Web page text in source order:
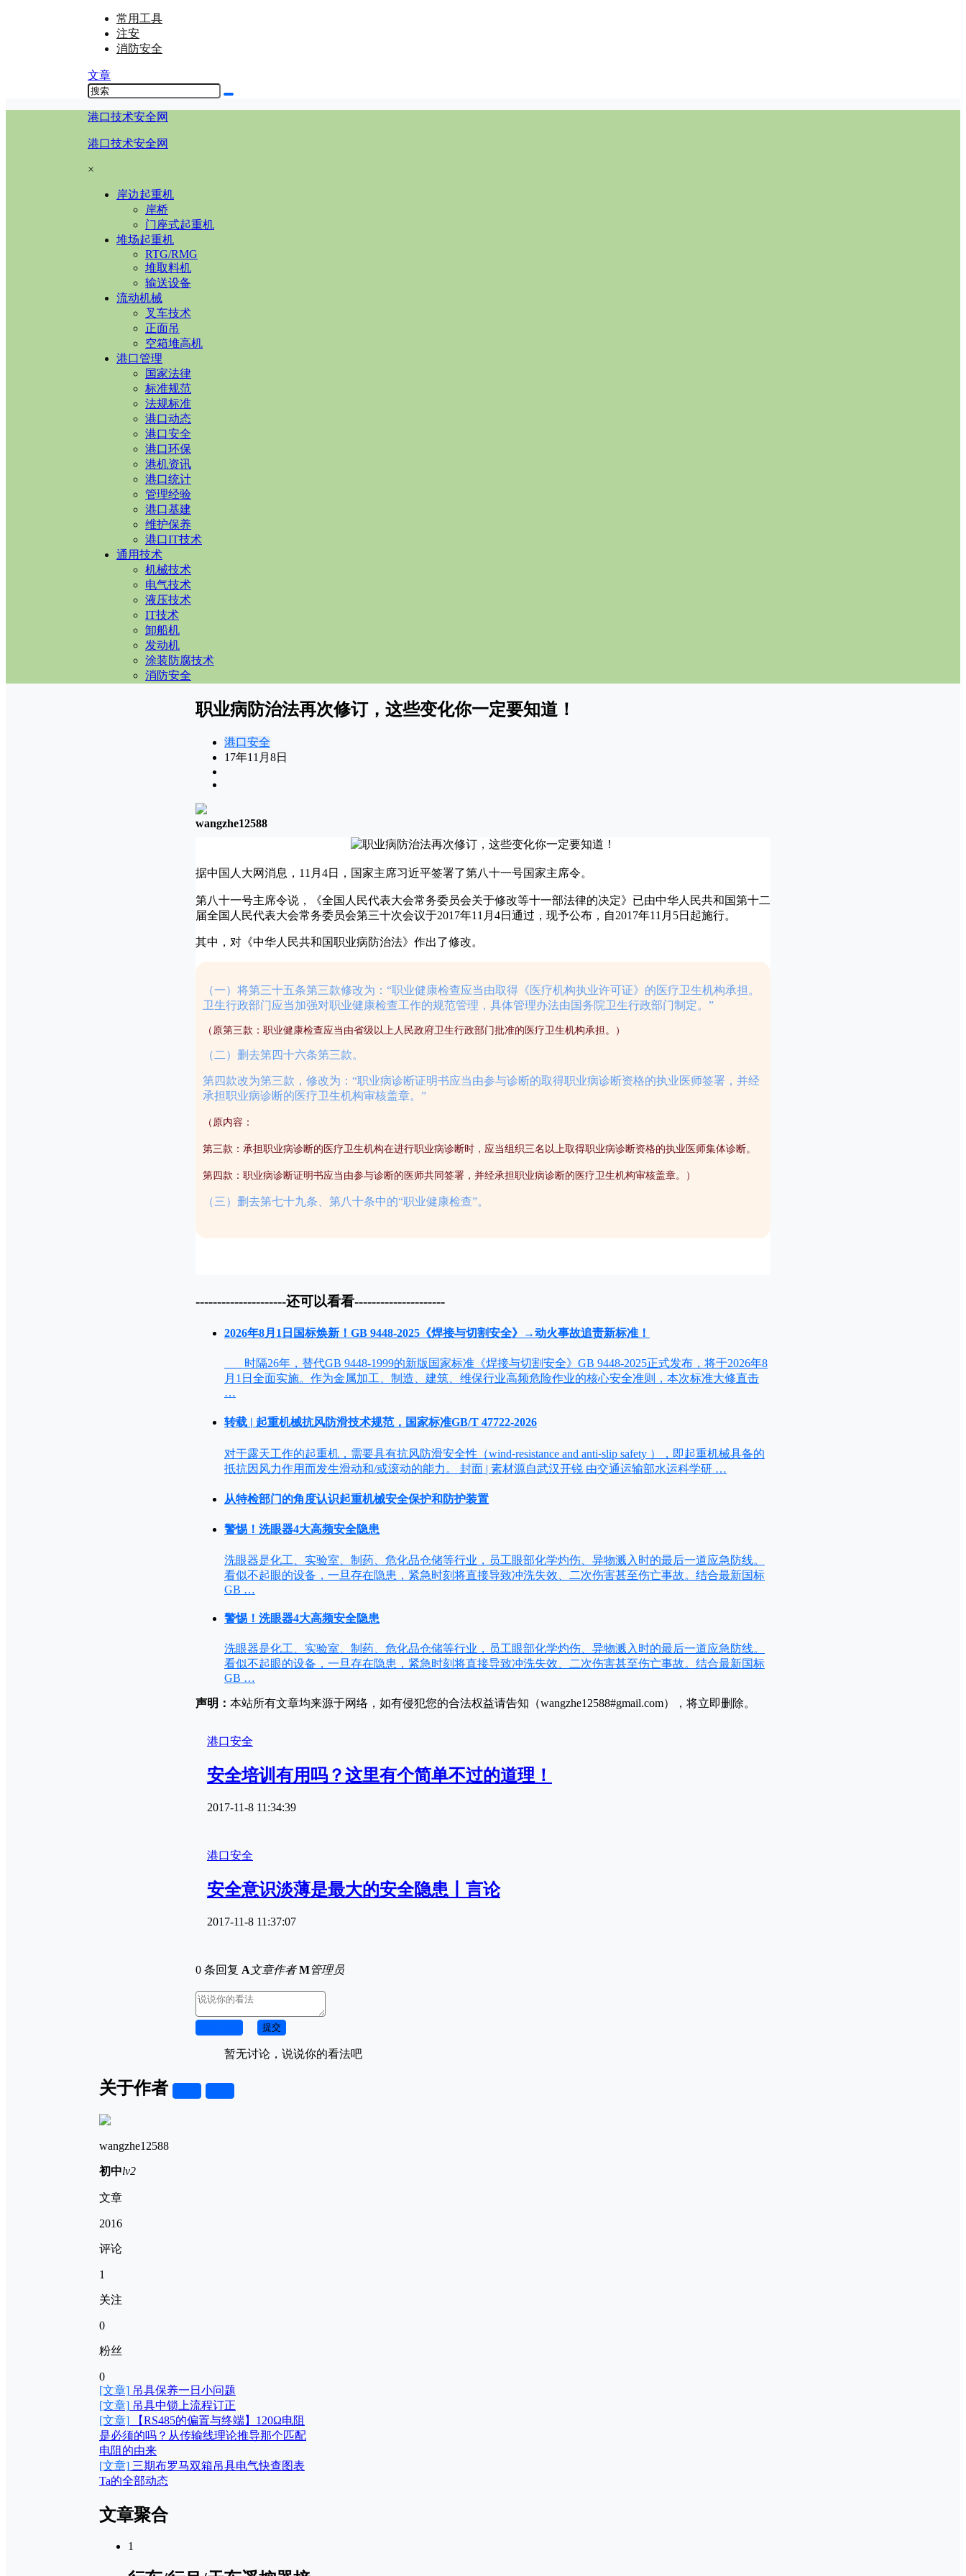
常用工具
注安
消防安全
文章
港口技术安全网
港口技术安全网
×
岸边起重机
岸桥
门座式起重机
堆场起重机
RTG/RMG
堆取料机
输送设备
流动机械
叉车技术
正面吊
空箱堆高机
港口管理
国家法律
标准规范
法规标准
港口动态
港口安全
港口环保
港机资讯
港口统计
管理经验
港口基建
维护保养
港口IT技术
通用技术
机械技术
电气技术
液压技术
IT技术
卸船机
发动机
涂装防腐技术
消防安全
职业病防治法再次修订，这些变化你一定要知道！
港口安全
17年11月8日
wangzhe12588
据中国人大网消息，11月4日，国家主席习近平签署了第八十一号国家主席令。
第八十一号主席令说，《全国人民代表大会常务委员会关于修改等十一部法律的决定》已由中华人民共和国第十二
届全国人民代表大会常务委员会第三十次会议于2017年11月4日通过，现予公布，自2017年11月5日起施行。
其中，对《中华人民共和国职业病防治法》作出了修改。
（一）将第三十五条第三款修改为：“职业健康检查应当由取得《医疗机构执业许可证》的医疗卫生机构承担。
卫生行政部门应当加强对职业健康检查工作的规范管理，具体管理办法由国务院卫生行政部门制定。”
（原第三款：职业健康检查应当由省级以上人民政府卫生行政部门批准的医疗卫生机构承担。）
（二）删去第四十六条第三款。
第四款改为第三款，修改为：“职业病诊断证明书应当由参与诊断的取得职业病诊断资格的执业医师签署，并经
承担职业病诊断的医疗卫生机构审核盖章。”
（ 原内容 ：
第三款：承担职业病诊断的医疗卫生机构在进行职业病诊断时，应当组织三名以上取得职业病诊断资格的执业医师集体诊断。
第四款：职业病诊断证明书应当由参与诊断的医师共同签署，并经承担职业病诊断的医疗卫生机构审核盖章。 ）
（三）删去第七十九条、第八十条中的“职业健康检查”。
---------------------还可以看看---------------------
2026年8月1日国标焕新！GB 9448-2025《焊接与切割安全》→动火事故追责新标准！
时隔26年，替代GB 9448-1999的新版国家标准《焊接与切割安全》GB 9448-2025正式发布，将于2026年8
月1日全面实施。作为金属加工、制造、建筑、维保行业高频危险作业的核心安全准则，本次标准大修直击
…
转载 | 起重机械抗风防滑技术规范，国家标准GB/T 47722-2026
对于露天工作的起重机，需要具有抗风防滑安全性（wind⁃resistance and anti⁃slip safety ），即起重机械具备的
抵抗因风力作用而发生滑动和/或滚动的能力。 封面 | 素材源自武汉开锐 由交通运输部水运科学研 …
从特检部门的角度认识起重机械安全保护和防护装置
警惕！洗眼器4大高频安全隐患
洗眼器是化工、实验室、制药、危化品仓储等行业，员工眼部化学灼伤、异物溅入时的最后一道应急防线。
看似不起眼的设备，一旦存在隐患，紧急时刻将直接导致冲洗失效、二次伤害甚至伤亡事故。结合最新国标
GB …
警惕！洗眼器4大高频安全隐患
洗眼器是化工、实验室、制药、危化品仓储等行业，员工眼部化学灼伤、异物溅入时的最后一道应急防线。
看似不起眼的设备，一旦存在隐患，紧急时刻将直接导致冲洗失效、二次伤害甚至伤亡事故。结合最新国标
GB …
声明： 本站所有文章均来源于网络，如有侵犯您的合法权益请告知（wangzhe12588#gmail.com），将立即删除。
港口安全
安全培训有用吗？这里有个简单不过的道理！
2017-11-8 11:34:39
港口安全
安全意识淡薄是最大的安全隐患丨言论
2017-11-8 11:37:07
0 条回复 A文章作者 M管理员
提交
暂无讨论，说说你的看法吧
关于作者
wangzhe12588
初中lv2
文章
2016
评论
1
关注
0
粉丝
0
[文章] 吊具保养一日小问题
[文章] 吊具中锁上流程订正
[文章] 【RS485的偏置与终端】120Ω电阻
是必须的吗？从传输线理论推导那个匹配
电阻的由来
[文章] 三期布罗马双箱吊具电气快查图表
Ta的全部动态
文章聚合
1